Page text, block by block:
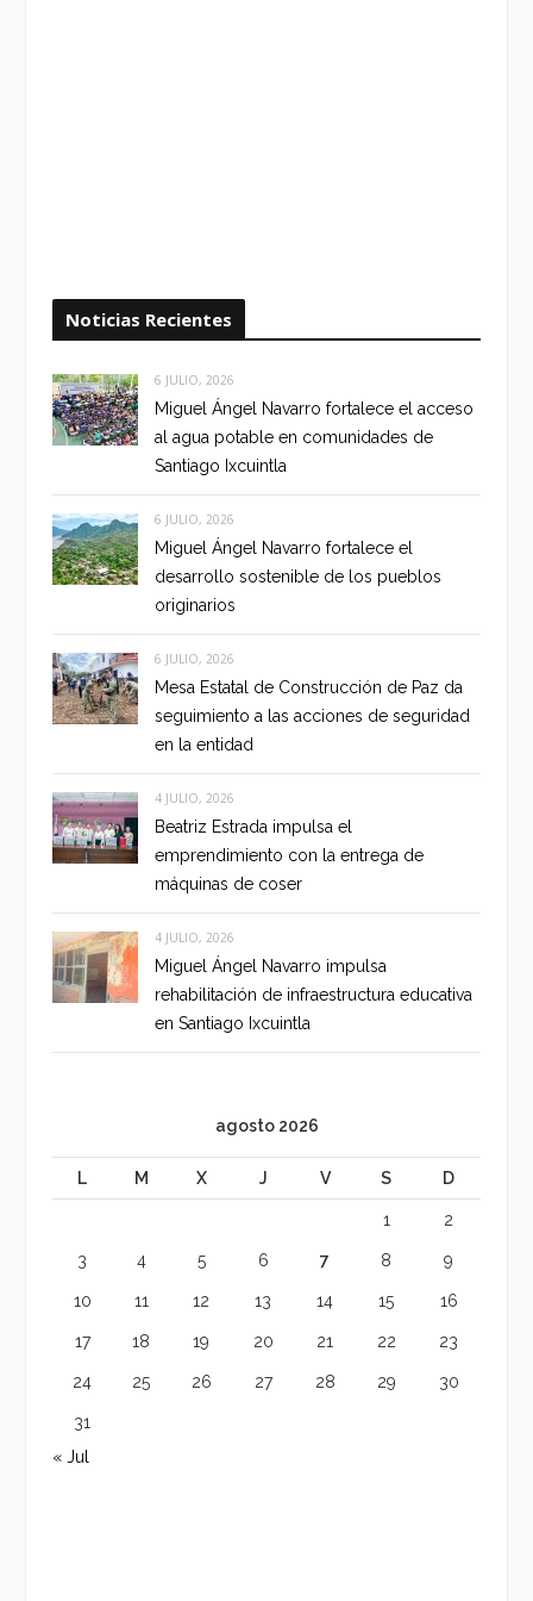
Noticias Recientes
6 JULIO, 2026
Miguel Ángel Navarro fortalece el acceso
al agua potable en comunidades de
Santiago Ixcuintla
6 JULIO, 2026
Miguel Ángel Navarro fortalece el
desarrollo sostenible de los pueblos
originarios
6 JULIO, 2026
Mesa Estatal de Construcción de Paz da
seguimiento a las acciones de seguridad
en la entidad
4 JULIO, 2026
Beatriz Estrada impulsa el
emprendimiento con la entrega de
máquinas de coser
4 JULIO, 2026
Miguel Ángel Navarro impulsa
rehabilitación de infraestructura educativa
en Santiago Ixcuintla
agosto 2026
L M X J V S D
1 2
3 4 5 6 7 8 9
10 11 12 13 14 15 16
17 18 19 20 21 22 23
24 25 26 27 28 29 30
31
« Jul